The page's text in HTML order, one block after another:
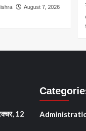
August 7, 2026
12